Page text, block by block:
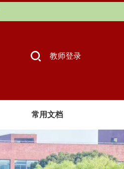
教师登录
常用文档